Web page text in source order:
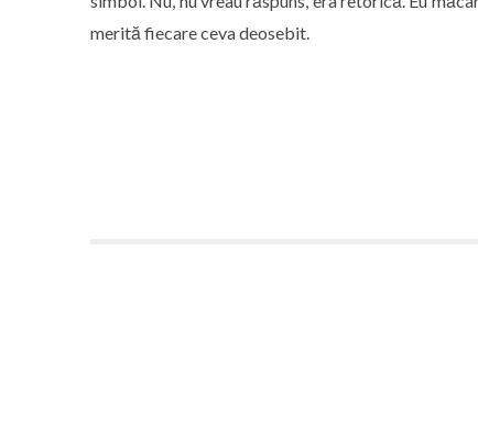
merită fiecare ceva deosebit.